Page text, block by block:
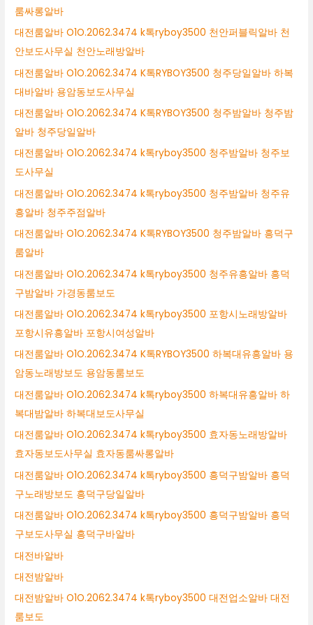
룸싸롱알바
대전룸알바 O1O.2062.3474 k톡ryboy3500 천안퍼블릭알바 천
안보도사무실 천안노래방알바
대전룸알바 O1O.2062.3474 K톡RYBOY3500 청주당일알바 하복
대바알바 용암동보도사무실
대전룸알바 O1O.2062.3474 K톡RYBOY3500 청주밤알바 청주밤
알바 청주당일알바
대전룸알바 O1O.2062.3474 k톡ryboy3500 청주밤알바 청주보
도사무실
대전룸알바 O1O.2062.3474 k톡ryboy3500 청주밤알바 청주유
흥알바 청주주점알바
대전룸알바 O1O.2062.3474 K톡RYBOY3500 청주밤알바 흥덕구
룸알바
대전룸알바 O1O.2062.3474 k톡ryboy3500 청주유흥알바 흥덕
구밤알바 가경동룸보도
대전룸알바 O1O.2062.3474 k톡ryboy3500 포항시노래방알바
포항시유흥알바 포항시여성알바
대전룸알바 O1O.2062.3474 K톡RYBOY3500 하복대유흥알바 용
암동노래방보도 용암동룸보도
대전룸알바 O1O.2062.3474 k톡ryboy3500 하복대유흥알바 하
복대밤알바 하복대보도사무실
대전룸알바 O1O.2062.3474 k톡ryboy3500 효자동노래방알바
효자동보도사무실 효자동룸싸롱알바
대전룸알바 O1O.2062.3474 k톡ryboy3500 흥덕구밤알바 흥덕
구노래방보도 흥덕구당일알바
대전룸알바 O1O.2062.3474 k톡ryboy3500 흥덕구밤알바 흥덕
구보도사무실 흥덕구바알바
대전바알바
대전밤알바
대전밤알바 O1O.2062.3474 k톡ryboy3500 대전업소알바 대전
룸보도